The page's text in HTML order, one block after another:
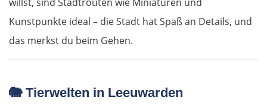
Kunstpunkte ideal – die Stadt hat Spaß an Details, und
das merkst du beim Gehen.
🐘Tierwelten in Leeuwarden
Montana
Rumänien West